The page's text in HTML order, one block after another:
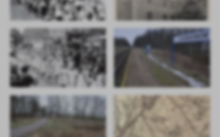
treści w postaci wiadomości, ofert, komunikatów mediów
społecznościowych.